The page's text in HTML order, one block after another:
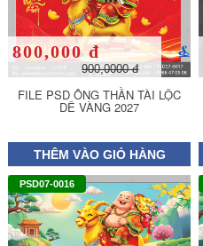
FILE PSD ÔNG THẦN TÀI LỘC
DÊ VÀNG 2027
800,000 đ
900,0000 đ
THÊM VÀO GIỎ HÀNG
PSD07-0016